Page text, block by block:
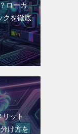
ローカ
クを徹底
リット
け方を